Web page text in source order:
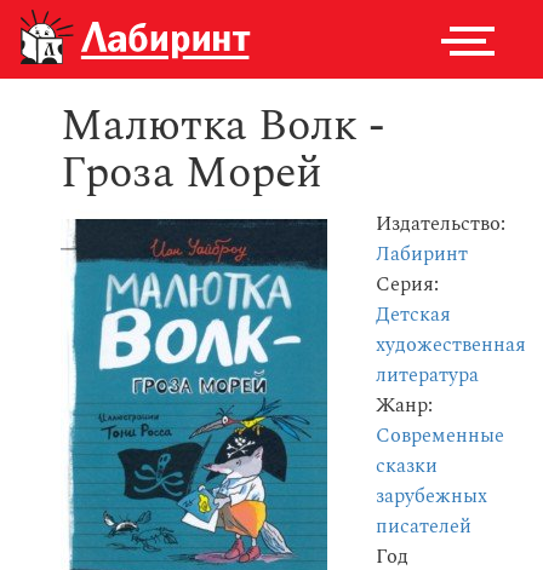
Малютка Волк -
Гроза Морей
Издательство:
Лабиринт
Серия:
Детская
художественная
литература
Жанр:
Современные
сказки
зарубежных
писателей
Год